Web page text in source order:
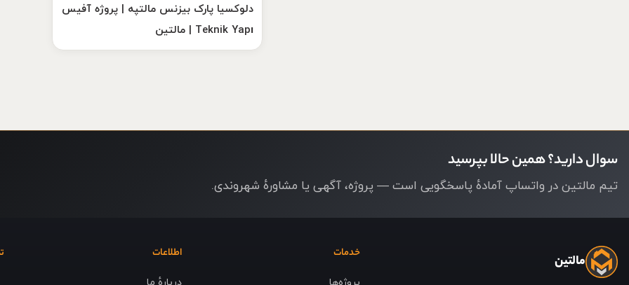
دلوکسیا پارک بیزنس مالتپه | پروژه آفیس
Teknik Yapı | مالتین
سوال دارید؟ همین حالا بپرسید
تیم مالتین در واتساپ آمادهٔ پاسخگویی است — پروژه، آگهی یا مشاورهٔ شهروندی.
مالتین خدمات اطلاعات